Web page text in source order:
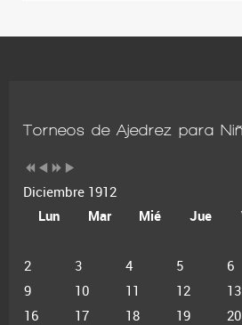
Torneos de Ajedrez para
Diciembre 1912
Lun
Mar Mié Jue
2
3 4 5 6
9
10 11 12 13
16
17 18 19 20